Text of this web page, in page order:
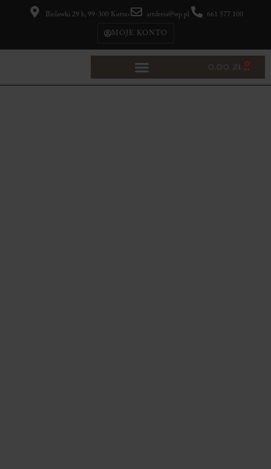
MOJE KONTO
Bielawki 29 b, 99-300 Kutno artderia@wp.pl 661 577 100
0,00 ZŁ 0